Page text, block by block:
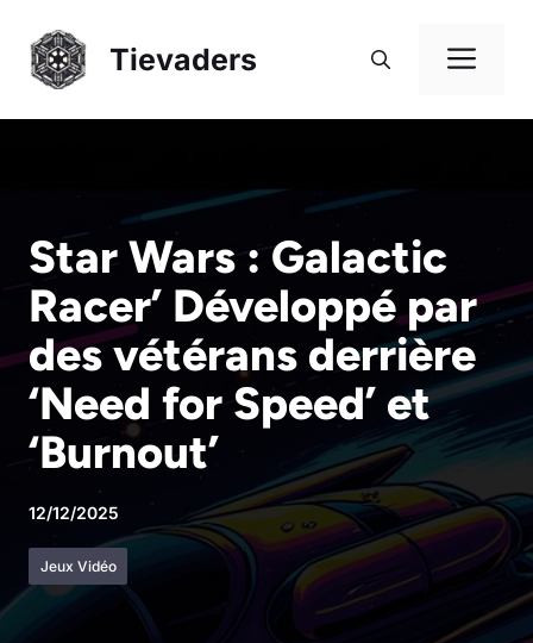
contenu
Tievaders
Star Wars : Galactic
Racer’ Développé par
des vétérans derrière
‘Need for Speed’ et
‘Burnout’
12/12/2025
Jeux Vidéo